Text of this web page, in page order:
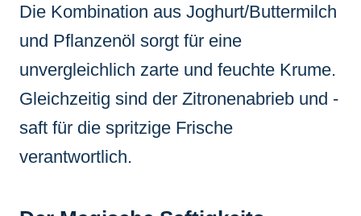
Die Kombination aus Joghurt/Buttermilch
und Pflanzenöl sorgt für eine
unvergleichlich zarte und feuchte Krume.
Gleichzeitig sind der Zitronenabrieb und -
saft für die spritzige Frische
verantwortlich.